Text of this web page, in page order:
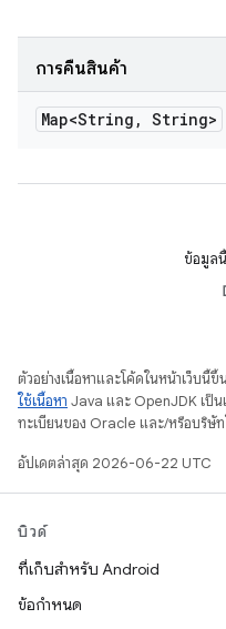
การคืนสินค้า
Map<String , String>
ข้อมูล
ตัวอย่างเนื้อหาและโค้ดในหน้าเว็บนี้
ใช้เนื้อหา Java และ OpenJDK เป็น
ทะเบียนของ Oracle และ/หรือบริษัท
อัปเดตล่าสุด 2026-06-22 UTC
บิวด์
ที่เก็บสำหรับ Android
ข้อกำหนด